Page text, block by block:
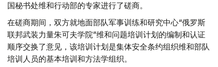
国秘书处维和行动部的专家进行了磋商。
在磋商期间，双方就地面部队军事训练和研究中心“俄罗斯
联邦武装力量朱可夫学院”维和问题培训计划的编制和认证
顺序交换了意见，该培训计划是集体安全条约组织维和部队
培训人员的基本培训和方法学组织。